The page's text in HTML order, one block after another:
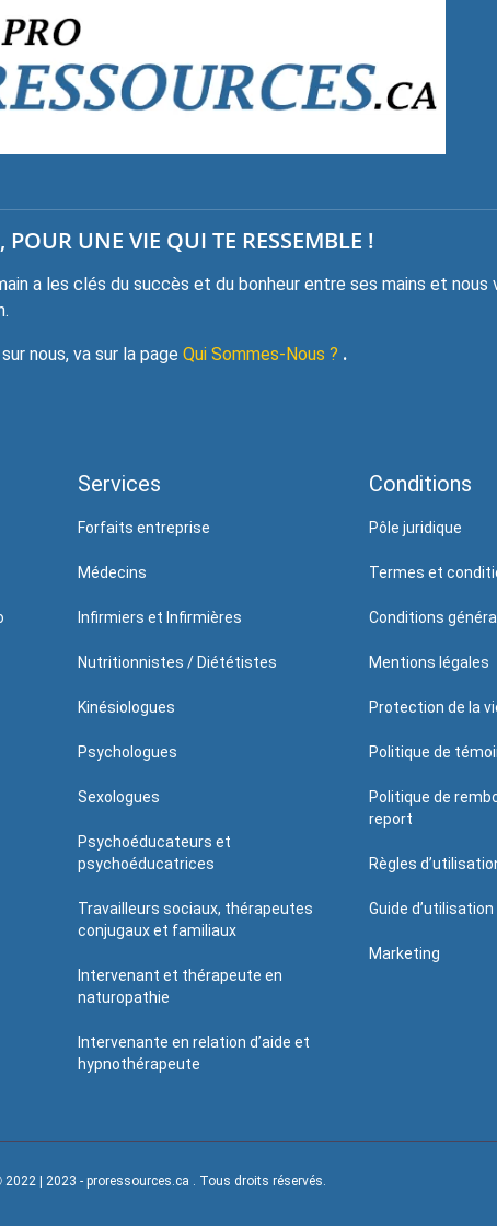
UNE VIE QUI TE RESSEMBLE !
a les clés du succès et du bonheur entre ses mains et
nous, va sur la page Qui Sommes-Nous ? .
Services
Forfaits entreprise
Médecins
Infirmiers et Infirmières
Nutritionnistes / Diététistes
Kinésiologues
Psychologues
Sexologues
Psychoéducateurs et
psychoéducatrices
Travailleurs sociaux, thérapeutes
conjugaux et familiaux
Intervenant et thérapeute en
naturopathie
Intervenante en relation d’aide et
hypnothérapeute
Conditions
Pôle juridique
Termes et
Conditions
Mentions légales
Protection de la
Politique de
Politique de
report
Règles
Guide
Marketing
| 2023 - proressources.ca . Tous droits réservés.